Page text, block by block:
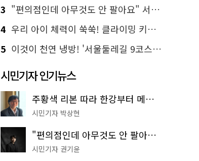
3 "편의점인데 아무것도 안 팔아요" 서울에서 가장 특별한 편의점의 정체
4 우리 아이 체력이 쑥쑥! 클라이밍 키즈카페·어린이 체력장
5 이것이 천연 냉방! '서울둘레길 9코스'로 숲속 피서 떠나볼까
시민기자 인기뉴스
주황색 리본 따라 한강부터 메타세쿼이아 숲길까지…서울둘레길 15코스
시민기자 박상현
"편의점인데 아무것도 안 팔아요" 서울에서 가장 특별한 편의점의 정체
시민기자 권기윤